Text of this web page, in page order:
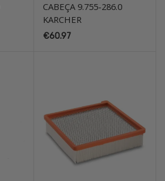
CABEÇA 9.755-286.0
KARCHER
€60.97